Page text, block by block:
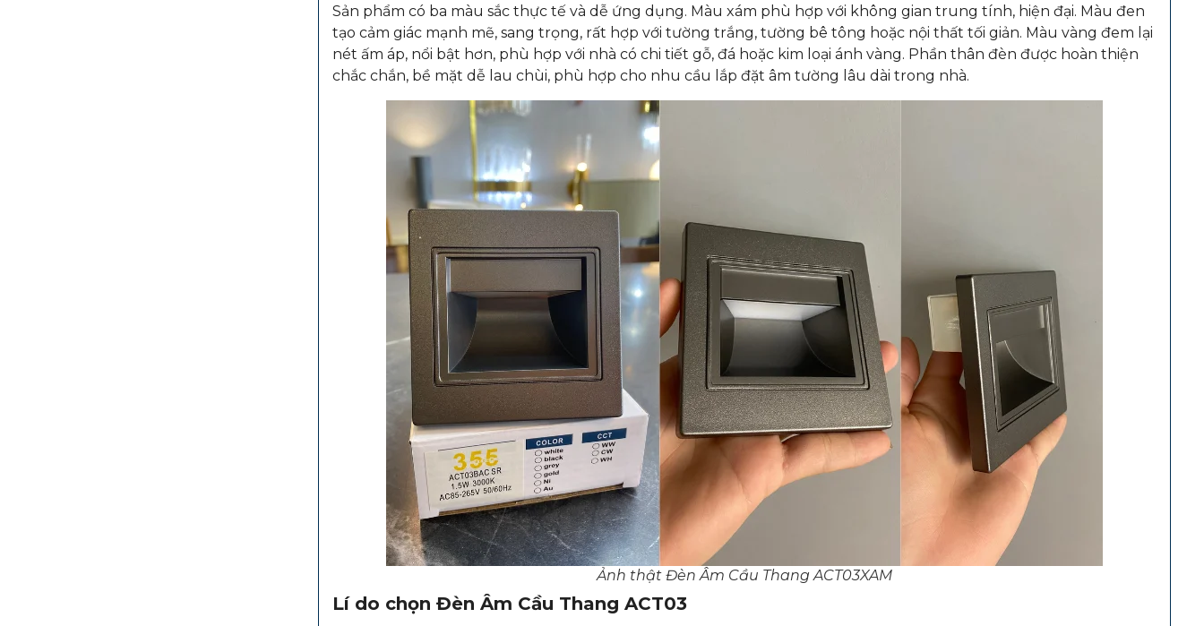
Sản phẩm có ba màu sắc thực tế và dễ ứng dụng. Màu xám phù hợp với không gian trung tính, hiện đại. Màu đen
tạo cảm giác mạnh mẽ, sang trọng, rất hợp với tường trắng, tường bê tông hoặc nội thất tối giản. Màu vàng đem lại
nét ấm áp, nổi bật hơn, phù hợp với nhà có chi tiết gỗ, đá hoặc kim loại ánh vàng. Phần thân đèn được hoàn thiện
chắc chắn, bề mặt dễ lau chùi, phù hợp cho nhu cầu lắp đặt âm tường lâu dài trong nhà.
Ảnh thật Đèn Âm Cầu Thang ACT03XAM
Lí do chọn Đèn Âm Cầu Thang ACT03